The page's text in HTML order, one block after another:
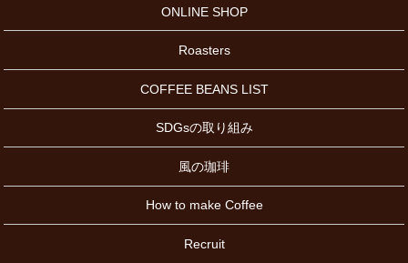
ONLINE SHOP
Roasters
COFFEE BEANS LIST
SDGsの取り組み
風の珈琲
How to make Coffee
Recruit